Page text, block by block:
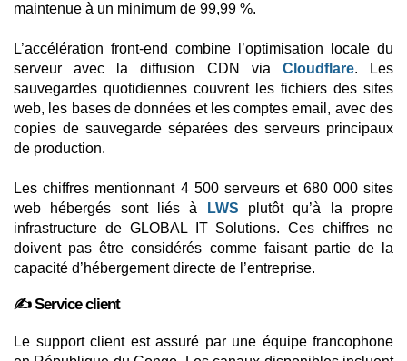
maintenue à un minimum de 99,99 %.
L’accélération front-end combine l’optimisation locale du
serveur avec la diffusion CDN via Cloudflare. Les
sauvegardes quotidiennes couvrent les fichiers des sites
web, les bases de données et les comptes email, avec des
copies de sauvegarde séparées des serveurs principaux
de production.
Les chiffres mentionnant 4 500 serveurs et 680 000 sites
web hébergés sont liés à
LWS plutôt qu’à la propre
infrastructure de GLOBAL IT Solutions. Ces chiffres ne
doivent pas être considérés comme faisant partie de la
capacité d’hébergement directe de l’entreprise.
✍️ Service client
Le support client est assuré par une équipe francophone